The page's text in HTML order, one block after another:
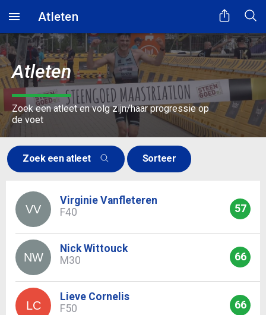
Atleten
Atleten
Zoek een atleet en volg zijn/haar progressie op
de voet
Zoek een atleet Sorteer
VV
Virginie Vanfleteren
F40
57
NW
Nick Wittouck
M30
66
LC
Lieve Cornelis
F50
66